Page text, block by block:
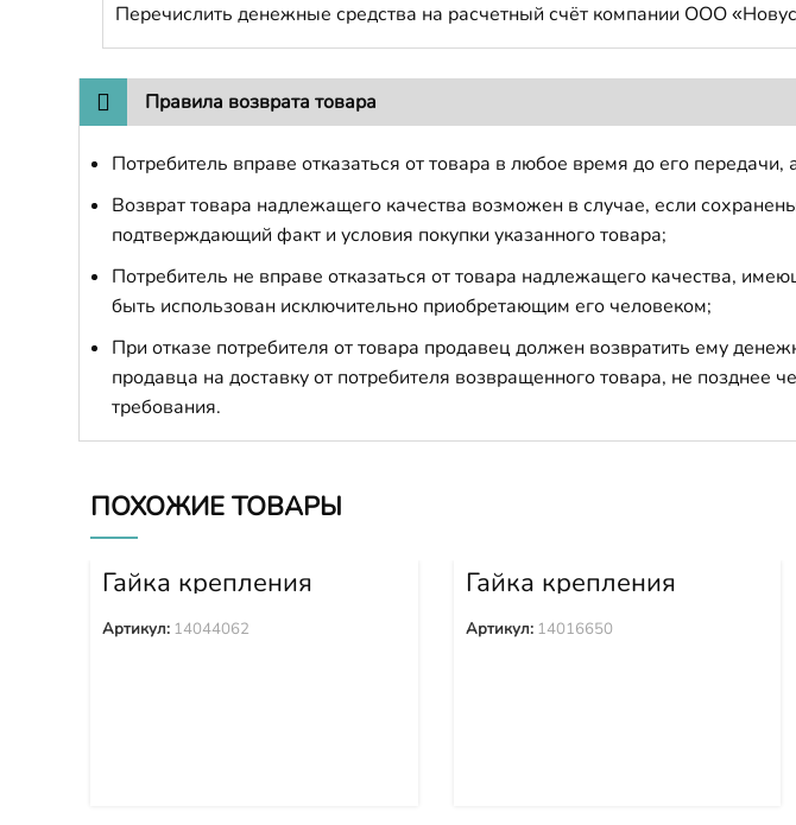
Перечислить денежные средства на расчетный счёт компании ООО
Правила возврата товара
Потребитель вправе отказаться от товара в любое время до его
Возврат товара надлежащего качества возможен в случае, если
подтверждающий факт и условия покупки указанного товара;
Потребитель не вправе отказаться от товара надлежащего качества,
быть использован исключительно приобретающим его человеком;
При отказе потребителя от товара продавец должен возвратить ему
продавца на доставку от потребителя возвращенного товара, не позднее
требования.
ПОХОЖИЕ ТОВАРЫ
Гайка крепления
башмака 14044062
Артикул: 14044062
Гайка крепления
башмака 14016650
Артикул: 14016650